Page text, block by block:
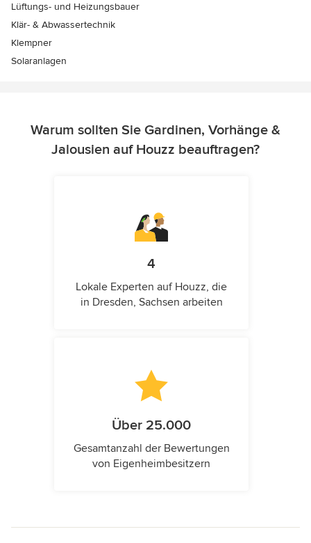
Lüftungs- und Heizungsbauer
Klär- & Abwassertechnik
Klempner
Solaranlagen
Warum sollten Sie Gardinen, Vorhänge &
Jalousien auf Houzz beauftragen?
4
Lokale Experten auf Houzz, die
in Dresden, Sachsen arbeiten
Über 25.000
Gesamtanzahl der Bewertungen
von Eigenheimbesitzern